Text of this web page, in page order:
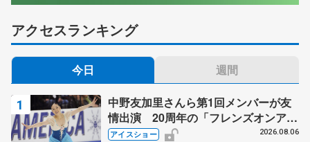
アクセスランキング
今日 週間
中野友加里さんら第1回メンバーが友
情出演 20周年の「フレンズオンアイ
ス」 宮本賢二さん、有川梨絵さん、
アイスショー 2026.08.06